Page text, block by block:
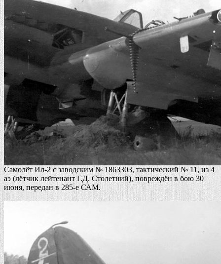
Самолёт Ил-2 с заводским № 1863303, тактический № 11, из 4
аэ (лётчик лейтенант Г.Д. Столетний), повреждён в бою 30
июня, передан в 285-е САМ.